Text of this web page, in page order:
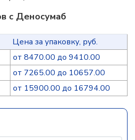
с Деносумаб
Цена за упаковку, руб.
от 8470.00 до 9410.00
от 7265.00 до 10657.00
от 15900.00 до 16794.00